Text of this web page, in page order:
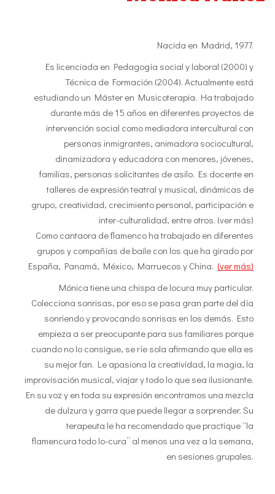
Nacida en Madrid, 1977.
Es licenciada en Pedagogía social y laboral (2000) y
Técnica de Formación (2004). Actualmente está
estudiando un Máster en Musicoterapia. Ha trabajado
durante más de 15 años en diferentes proyectos de
intervención social como mediadora intercultural con
personas inmigrantes, animadora sociocultural,
dinamizadora y educadora con menores, jóvenes,
familias, personas solicitantes de asilo. Es docente en
talleres de expresión teatral y musical, dinámicas de
grupo, creatividad, crecimiento personal, participación e
inter-culturalidad, entre otros. (ver más)
Como cantaora de flamenco ha trabajado en diferentes
grupos y compañías de baile con los que ha girado por
España, Panamá, México, Marruecos y China. (ver más)
Mónica tiene una chispa de locura muy particular.
Colecciona sonrisas, por eso se pasa gran parte del día
sonriendo y provocando sonrisas en los demás. Esto
empieza a ser preocupante para sus familiares porque
cuando no lo consigue, se ríe sola afirmando que ella es
su mejor fan. Le apasiona la creatividad, la magia, la
improvisación musical, viajar y todo lo que sea ilusionante.
En su voz y en toda su expresión encontramos una mezcla
de dulzura y garra que puede llegar a sorprender. Su
terapeuta le ha recomendado que practique “la
flamencura todo lo-cura” al menos una vez a la semana,
en sesiones grupales.